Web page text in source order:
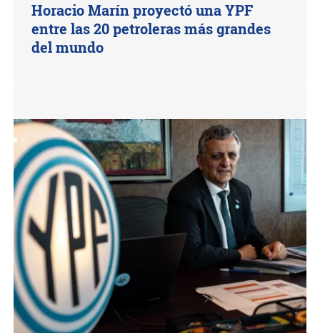
Horacio Marín proyectó una YPF
entre las 20 petroleras más grandes
del mundo